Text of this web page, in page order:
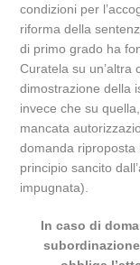
condizioni per
riforma della
di primo grado ha
Curatela su un’altra
dimostrazione della
invece che su
mancata
domanda riproposta
principio sancito
impugnata).
In caso di